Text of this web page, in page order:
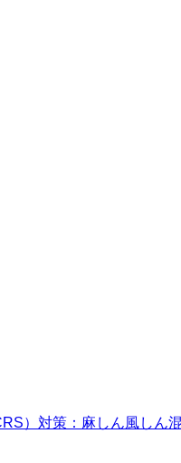
）対策：麻しん風しん